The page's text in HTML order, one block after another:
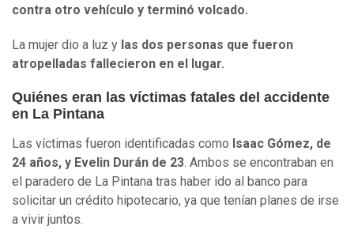
contra otro vehículo y terminó volcado.
La mujer dio a luz y las dos personas que fueron
atropelladas fallecieron en el lugar.
Quiénes eran las víctimas fatales del accidente
en La Pintana
Las víctimas fueron identificadas como Isaac Gómez, de
24 años, y Evelin Durán de 23. Ambos se encontraban en
el paradero de La Pintana tras haber ido al banco para
solicitar un crédito hipotecario, ya que tenían planes de irse
a vivir juntos.